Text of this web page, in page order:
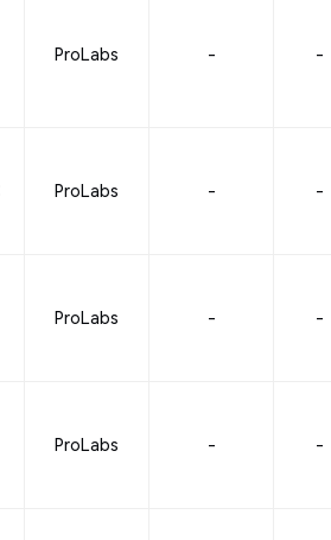
ProLabs - -
ProLabs - -
ProLabs - -
ProLabs - -